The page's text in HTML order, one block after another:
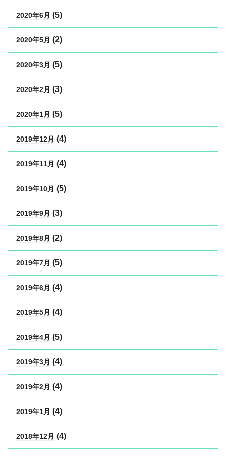
2020年6月 (5)
2020年5月 (2)
2020年3月 (5)
2020年2月 (3)
2020年1月 (5)
2019年12月 (4)
2019年11月 (4)
2019年10月 (5)
2019年9月 (3)
2019年8月 (2)
2019年7月 (5)
2019年6月 (4)
2019年5月 (4)
2019年4月 (5)
2019年3月 (4)
2019年2月 (4)
2019年1月 (4)
2018年12月 (4)